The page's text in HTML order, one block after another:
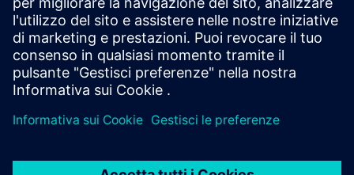
Corporation
Ricerca aziendale su larga scala/Poc su TC